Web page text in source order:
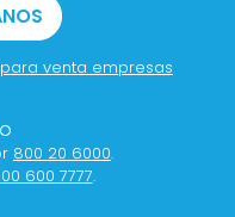
para venta empresas
800 20 6000.
600 7777.